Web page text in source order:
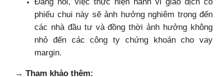
phiếu chui này sẽ ảnh hưởng nghiêm trọng đến
các nhà đầu tư và đồng thời ảnh hưởng không
nhỏ đến các công ty chứng khoán cho vay
margin.
→ Tham khảo thêm: